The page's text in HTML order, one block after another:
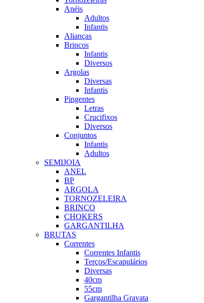
Anéis
Adultos
Infantis
Alianças
Brincos
Infantis
Diversos
Argolas
Diversas
Infantis
Pingentes
Letras
Crucifixos
Diversos
Conjuntos
Infantis
Adultos
SEMIJOIA
ANEL
BP
ARGOLA
TORNOZELEIRA
BRINCO
CHOKERS
GARGANTILHA
BRUTAS
Correntes
Correntes Infantis
Terços/Escapulários
Diversas
40cm
55cm
Gargantilha Gravata